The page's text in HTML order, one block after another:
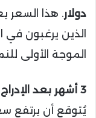
دولار. هذا السعر
الذين يرغبون في
الموجة الأولى
3 أشهر بعد الإدراج
يُتوقع أن يرتفع